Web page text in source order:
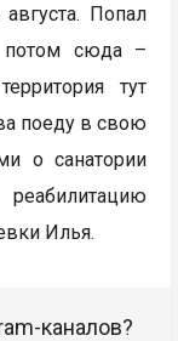
Попал
потом сюда –
тут
поеду в свою
о санатории
Илья.
каналов?